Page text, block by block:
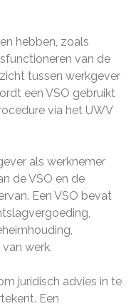
hebben, zoals
van de
tussen werkgever
een VSO gebruikt
via het UWV
als werknemer
de VSO en de
Een VSO bevat
werk.
juridisch advies in te
Een